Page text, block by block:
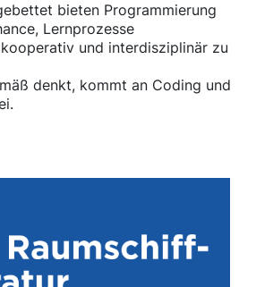
bieten Programmierung
Lernprozesse
und interdisziplinär zu
denkt, kommt an Coding und